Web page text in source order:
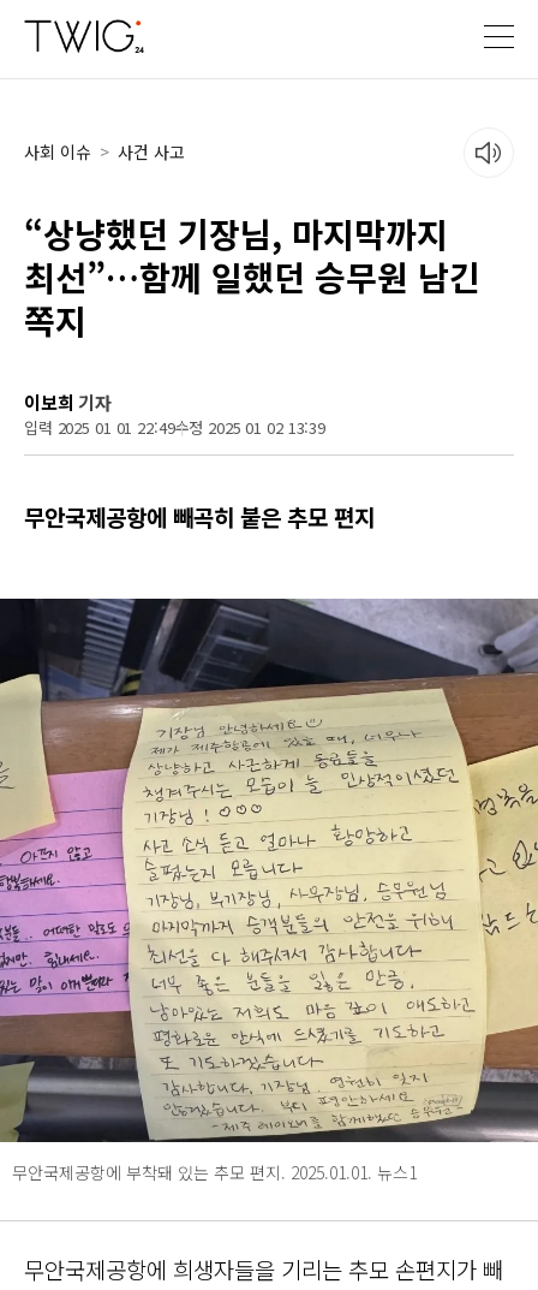
사회 이슈 > 사건 사고
“상냥했던 기장님, 마지막까지
최선”…함께 일했던 승무원 남긴
쪽지
이보희 기자
입력 2025 01 01 22:49수정 2025 01 02 13:39
무안국제공항에 빼곡히 붙은 추모 편지
무안국제공항에 부착돼 있는 추모 편지. 2025.01.01. 뉴스1
무안국제공항에 희생자들을 기리는 추모 손편지가 빼